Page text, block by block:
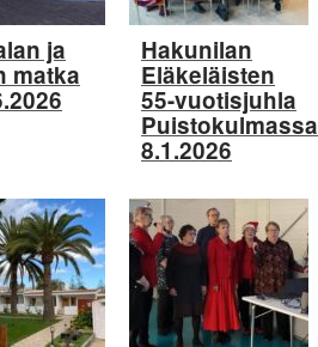
ja
matka
Hakunilan
Eläkeläisten
55-vuotisjuhla
Puistokulmassa
8.1.2026